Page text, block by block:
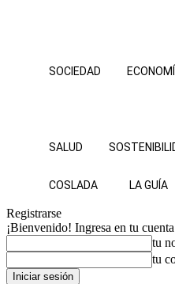
SOCIEDAD
SALUD
COSLADA LA GUÍA
Registrarse
¡Bienvenido! Ingresa en tu cuenta
tu
tu